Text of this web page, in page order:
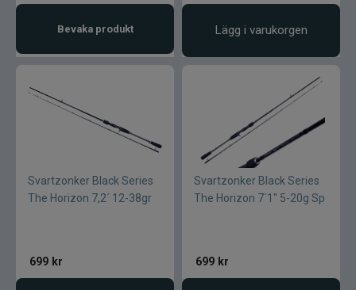
Bevaka produkt Lägg i varukorgen
Svartzonker Black Series
The Horizon 7,2´ 12-38gr
699 kr
Svartzonker Black Series
The Horizon 7´1" 5-20g Sp
699 kr